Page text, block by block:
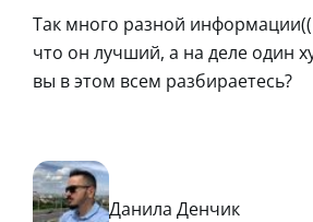
Так много разной
что он лучший, а на деле один
вы в этом всем разбираетесь?
Данила Денчик